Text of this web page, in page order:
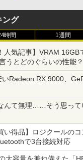
ング
時間 1週間
人気記事】VRAM
うとどのぐらいの性能
Radeon RX 9000、
んて無理……そう思って
い得品】ロジクールの
で3台接続対応